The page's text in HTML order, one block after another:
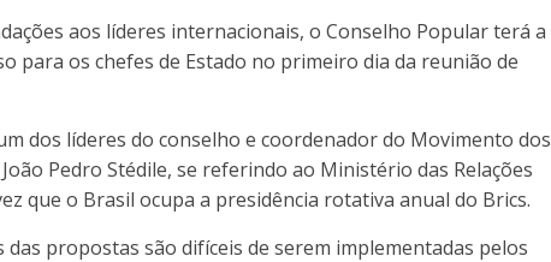
aos líderes internacionais, o Conselho Popular terá a
para os chefes de Estado no primeiro dia da reunião de
dos líderes do conselho e coordenador do Movimento dos
Pedro Stédile, se referindo ao Ministério das Relações
que o Brasil ocupa a presidência rotativa anual do Brics.
das propostas são difíceis de serem implementadas pelos